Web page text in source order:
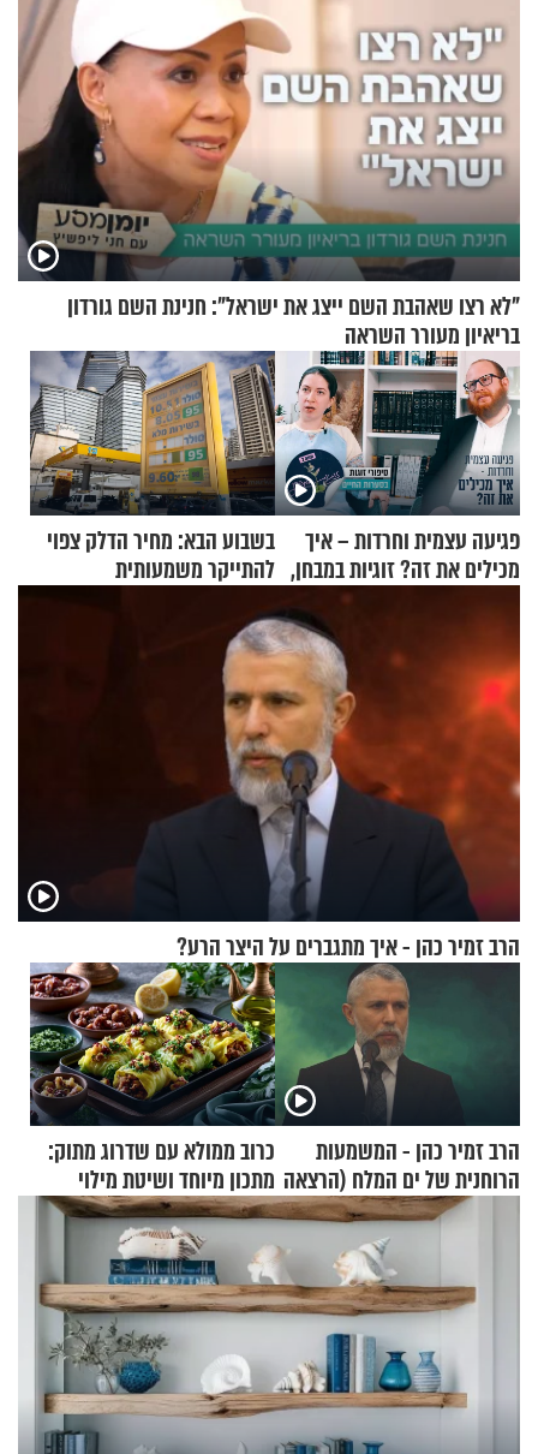
"לא רצו שאהבת השם ייצג את ישראל": חנינת השם גורדון
בריאיון מעורר השראה
פגיעה עצמית וחרדות – איך
מכילים את זה? זוגיות במבחן,
הפעם עם יהודית ואלתר כהן
בשבוע הבא: מחיר הדלק צפוי
להתייקר משמעותית
הרב זמיר כהן - איך מתגברים על היצר הרע?
הרב זמיר כהן - המשמעות
הרוחנית של ים המלח (הרצאה
בפרסית)
כרוב ממולא עם שדרוג מתוק:
מתכון מיוחד ושיטת מילוי
שאתם חייבים לנסות